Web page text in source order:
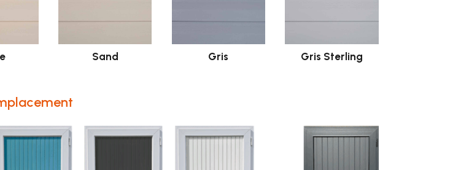
Sand Gris Gris Sterling